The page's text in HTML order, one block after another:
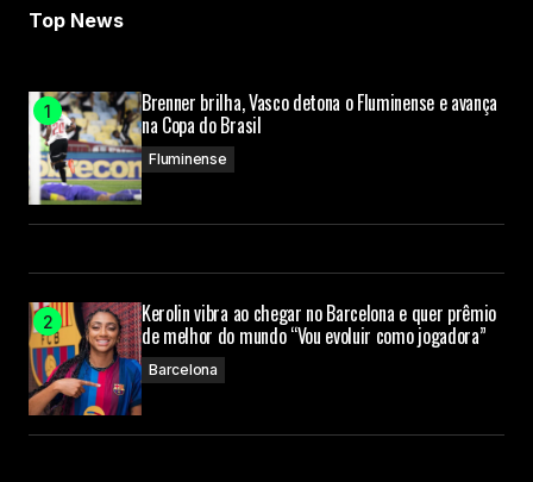
Top News
Brenner brilha, Vasco detona o Fluminense e avança
na Copa do Brasil
Fluminense
Kerolin vibra ao chegar no Barcelona e quer prêmio
de melhor do mundo “Vou evoluir como jogadora”
Barcelona